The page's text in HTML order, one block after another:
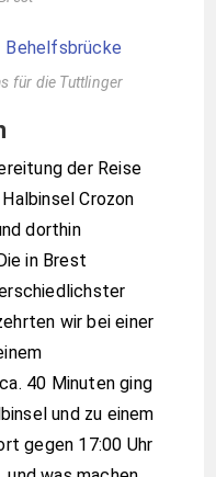
für die Tuttlinger
der Reise
Crozon
dorthin
in Brest
wir bei einer
40 Minuten ging
und zu einem
gegen 17:00 Uhr